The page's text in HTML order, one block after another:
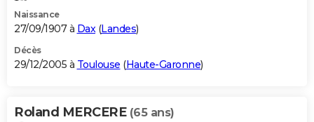
Naissance
27/09/1907 à Dax(Landes)
Décès
29/12/2005 à Toulouse (Haute-Garonne)
Roland MERCERE (65 ans)